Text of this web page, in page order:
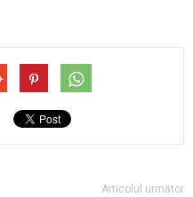
Articolul următor